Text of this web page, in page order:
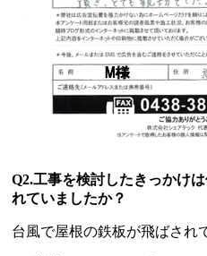
Q2.工事を検討したきっかけ
れていましたか？
台風で屋根の鉄板が飛ばされ